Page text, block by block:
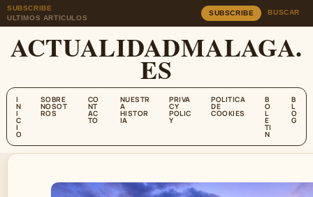
SUBSCRIBE
ULTIMOS ARTICULOS
SUBSCRIBE BUSCAR
ACTUALIDADMALAGA.
ES
I
N
I
C
I
O
SOBRE
NOSOT
ROS
CO
NT
AC
TO
NUESTR
A
HISTOR
IA
PRIVA
CY
POLIC
Y
POLITICA
DE
COOKIES
B
O
L
E
TI
N
B
L
O
G